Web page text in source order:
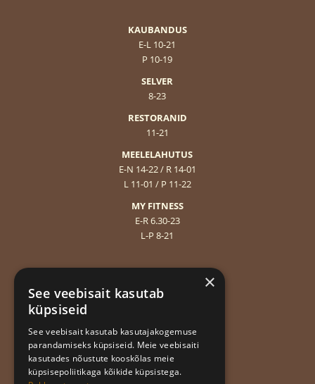
KAUBANDUS
E-L 10-21
P 10-19
SELVER
8-23
RESTORANID
11-21
MEELELAHUTUS
E-N 14-22 / R 14-01
L 11-01 / P 11-22
MY FITNESS
E-R 6.30-23
L-P 8-21
Andmekaitsetingimused
Privaatsuspoliitika
Liitu uudiskirjaga!
×
See veebisait kasutab
küpsiseid
See veebisait kasutab kasutajakogemuse
parandamiseks küpsiseid. Meie veebisaiti
kasutades nõustute kooskõlas meie
küpsisepoliitikaga kõikide küpsistega.